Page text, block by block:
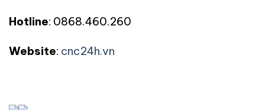
Hotline: 0868.460.260
Website: cnc24h.vn